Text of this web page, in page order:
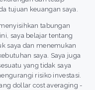
tujuan keuangan saya.
tabungan
saya belajar tentang
saya dan menemukan
saya. Saya juga
yang tidak saya
risiko investasi.
dollar cost averaging -